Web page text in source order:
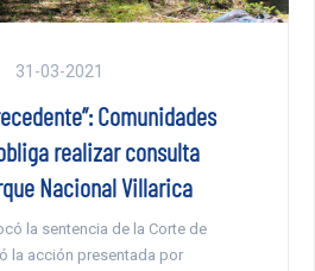
31-03-2021
Comunidades
realizar consulta
Nacional Villarica
la sentencia de la Corte de
la acción presentada por